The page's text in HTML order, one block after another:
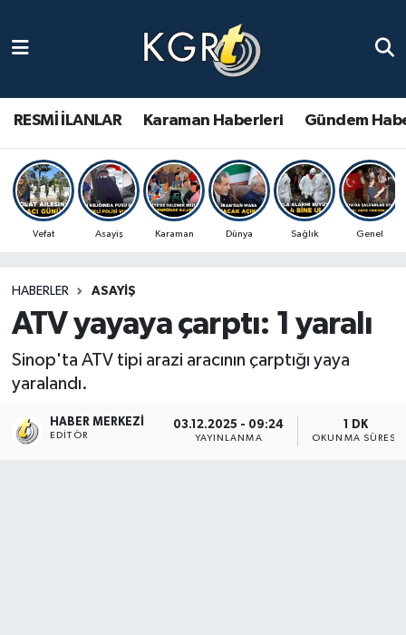
RESMİ İLANLAR Karaman Haberleri Gündem
Vefat Asayiş Karaman Dünya Sağlık Genel
HABERLER ASAYIŞ
ATV yayaya çarptı: 1 yaralı
Sinop'ta ATV tipi arazi aracının çarptığı yaya
yaralandı.
HABER MERKEZI
EDITÖR
03.12.2025 - 09:24
YAYINLANMA
1 DK
OKUNMA SÜRESI
Gündem Haberleri
Güncel Haberler
Spor Haberleri
Ulusal Haberler